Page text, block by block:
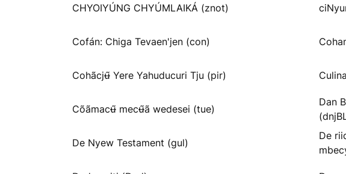
CHYOIYÚNG CHYÚMLAIKÁ (znot)
Cofán: Chiga Tevaen'jen (con)
Cohãcjʉ̃ Yere Yahuducuri Tju (pir)
Cõãmacʉ̃ mecʉ̃ã wedesei (tue)
Dan
De Nyew Testament (gul)
De